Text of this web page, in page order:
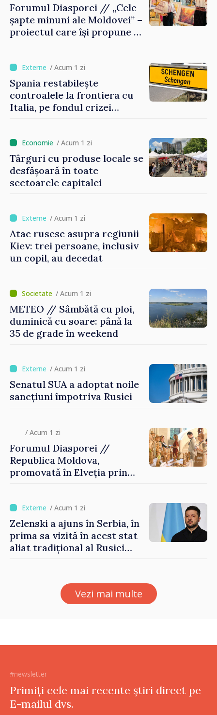
Forumul Diasporei // „Cele
șapte minuni ale Moldovei” –
proiectul care își propune să
/ Acum 1 zi
Spania restabilește
controalele la frontiera cu
Italia, pe fondul crizei
/ Acum 1 zi
Târguri cu produse locale se
desfășoară în toate
sectoarele capitalei
/ Acum 1 zi
Atac rusesc asupra regiunii
Kiev: trei persoane, inclusiv
un copil, au decedat
/ Acum 1 zi
METEO // Sâmbătă cu ploi,
duminică cu soare: până la
35 de grade în weekend
/ Acum 1 zi
Senatul SUA a adoptat noile
sancțiuni împotriva Rusiei
/ Acum 1 zi
Forumul Diasporei //
Republica Moldova,
promovată în Elveția prin
/ Acum 1 zi
Zelenski a ajuns în Serbia, în
prima sa vizită în acest stat
aliat tradițional al Rusiei
Vezi mai multe
#newsletter
Primiți cele mai recente știri direct pe
E-mailul dvs.